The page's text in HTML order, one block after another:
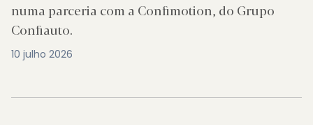
numa parceria com a Confimotion, do Grupo
Confiauto.
10 julho 2026